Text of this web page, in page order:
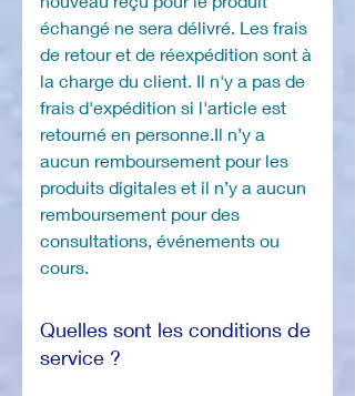
échangé ne sera délivré. Les frais
de retour et de réexpédition sont à
la charge du client. Il n'y a pas de
frais d'expédition si l'article est
retourné en personne.Il n’y a
aucun remboursement pour les
produits digitales et il n’y a aucun
remboursement pour des
consultations, événements ou
cours.
Quelles sont les conditions de
service ?